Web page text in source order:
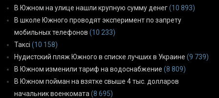
В Южном на улице нашли крупную сумму денег(10 893)
В школе Южного проводят эксперимент по запрету
мобильных телефонов (10 233)
Таксі (10 158)
Нудистский пляж Южного в списке лучших в Украине (9 739)
В Южном изменили тариф на водоснабжение (8 809)
В Южном пойман на взятке свыше 4 тыс. долларов
начальник военкомата (8 695)